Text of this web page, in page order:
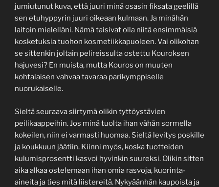
jumiutunut kuva, että juuri minä osasin fiksata geelillä
sen etuhyppyrin juuri oikeaan kulmaan. Ja minähän
laitoin mielelläni. Nämä taisivat olla niitä ensimmäisiä
kosketuksia tuohon kosmetiikkapuoleen. Vai olikohan
se sittenkin joltain pelireissulta ostettu Kouroksen
hajuvesi? En muista, mutta Kouros on muuten
kohtalaisen vahvaa tavaraa parikymppiselle
nuorukaiselle.
Sieltä seuraava siirtymä olikin tyttöystävien
peilikaappeihin. Jos minä tuolta ihan vähän sormella
kokeilen, niin ei varmasti huomaa. Sieltä levitys poskille
ja koukkuun jäätiin. Kiinni myös, koska tuotteiden
kulumisprosentti kasvoi hyvinkin suureksi. Olikin sitten
aika alkaa ostelemaan ihan omia rasvoja, kuorinta-
aineita ja ties mitä liistereitä. Nykyäänhän kaupoista ja